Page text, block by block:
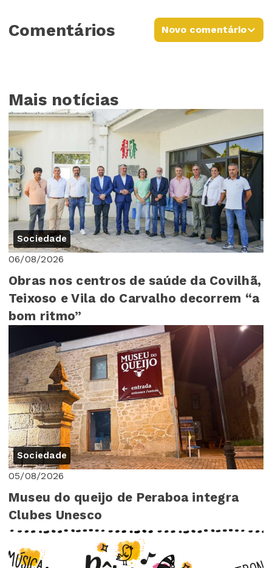
Comentários Novo comentário
Mais notícias
Sociedade
06/08/2026
Obras nos centros de saúde da Covilhã,
Teixoso e Vila do Carvalho decorrem “a
bom ritmo”
Sociedade
05/08/2026
Museu do queijo de Peraboa integra
Clubes Unesco